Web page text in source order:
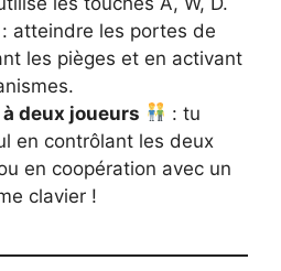
: atteindre les portes de
les pièges et en activant
deux joueurs
: tu
en contrôlant les deux
en coopération avec un
clavier !